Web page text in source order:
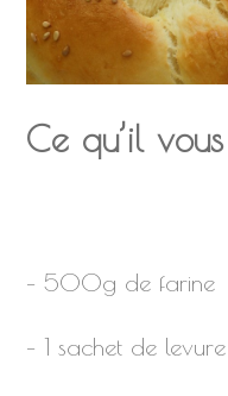
Ce qu’il
– 500g de farine
– 1 sachet de